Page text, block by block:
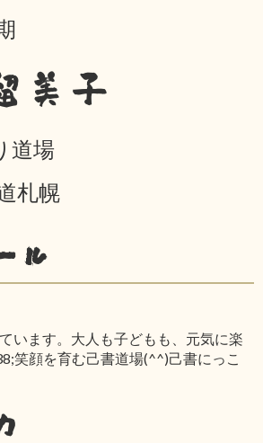
美子
道場
札幌
ル
います。大人も子どもも、元気に楽
笑顔を育む己書道場(^^)己書にっこ